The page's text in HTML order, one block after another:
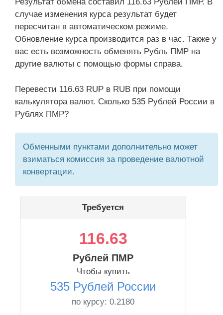
случае изменения курса результат будет
пересчитан в автоматическом режиме.
Обновление курса производится раз в час. Также у
вас есть возможность обменять Рубль ПМР на
другие валюты с помощью формы справа.
Перевести 116.63 RUP в RUB при помощи
калькулятора валют. Сколько 535 Рублей России в
Рублях ПМР?
Обменными пунктами дополнительно может
взиматься комиссия за проведение валютной
конвертации.
Требуется
116.63
Рублей ПМР
Чтобы купить
535 Рублей России
по курсу: 0.2180